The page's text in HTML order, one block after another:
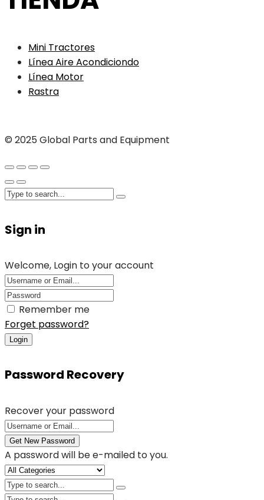
Mini Tractores
Línea Aire Acondiciondo
Línea Motor
Rastra
© 2025 Global Parts and Equipment
Sign in
Welcome, Login to your account
Remember me
Forget password?
Login
Password Recovery
Recover your password
Get New Password
A password will be e-mailed to you.